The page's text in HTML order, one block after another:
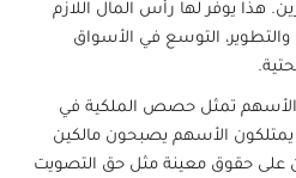
هذا يوفر لها رأس المال اللازم
والتطوير، التوسع في الأسواق
تمثل حصص الملكية في
الأسهم يصبحون مالكين
على حقوق معينة مثل حق التصويت